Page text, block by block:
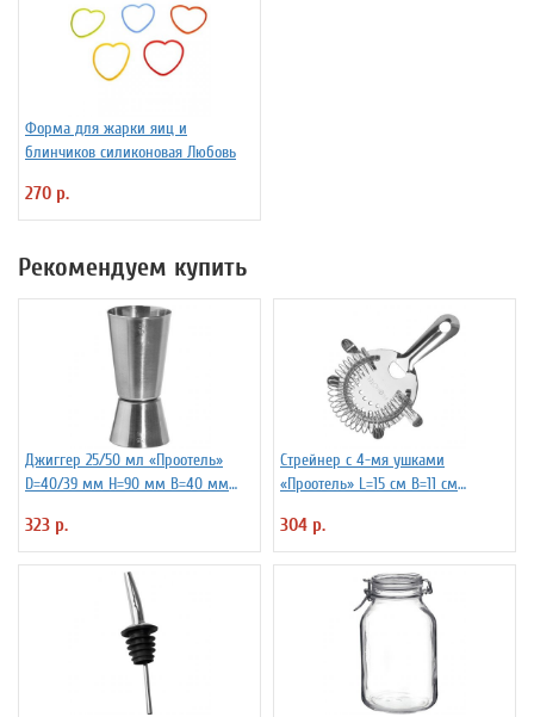
Форма для жарки яиц и
блинчиков силиконовая Любовь
270 р.
Рекомендуем купить
Джиггер 25/50 мл «Проотель»
D=40/39 мм H=90 мм B=40 мм
323 р.
Стрейнер с 4-мя ушками
«Проотель» L=15 см B=11 см
304 р.